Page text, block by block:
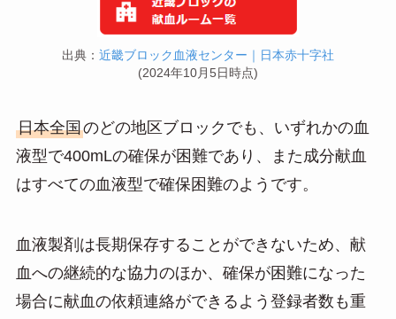
出典： 近畿ブロック血液センター｜日本赤十字社
(2024年10月5日時点)
日本全国のどの地区ブロックでも、いずれかの血
液型で400mLの確保が困難であり、また成分献血
はすべての血液型で確保困難のようです。
血液製剤は長期保存することができないため、献
血への継続的な協力のほか、確保が困難になった
場合に献血の依頼連絡ができるよう登録者数も重